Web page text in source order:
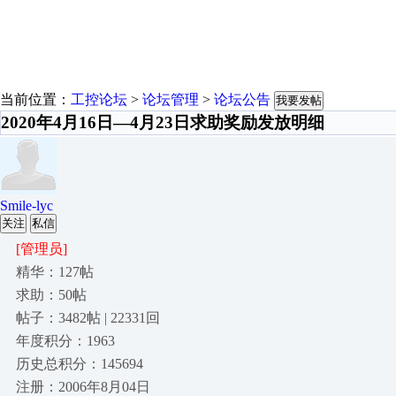
当前位置： 工控论坛 > 论坛管理 > 论坛公告 我要发帖
2020年4月16日—4月23日求助奖励发放明细
Smile-lyc
关注 私信
[管理员]
精华：127帖
求助：50帖
帖子：3482帖 | 22331回
年度积分：1963
历史总积分：145694
注册：2006年8月04日